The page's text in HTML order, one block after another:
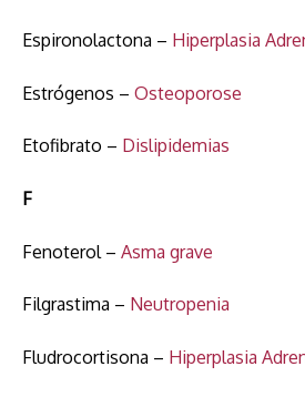
Espironolactona – Hiperplasia
Estrógenos – Osteoporose
Etofibrato – Dislipidemias
F
Fenoterol – Asma grave
Filgrastima – Neutropenia
Fludrocortisona – Hiperplasia